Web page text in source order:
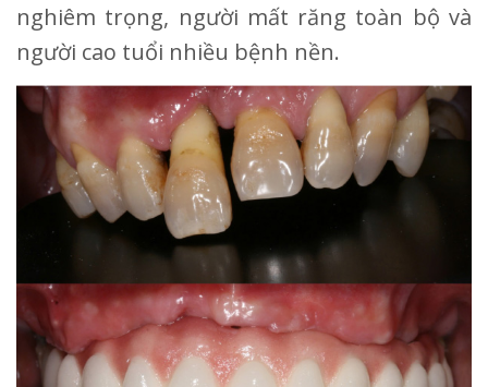
nghiêm trọng, người mất răng toàn bộ và
người cao tuổi nhiều bệnh nền.